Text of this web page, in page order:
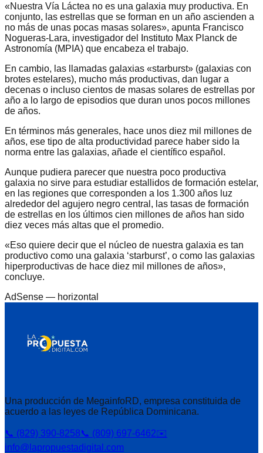
«Nuestra Vía Láctea no es una galaxia muy productiva. En
conjunto, las estrellas que se forman en un año ascienden a
no más de unas pocas masas solares», apunta Francisco
Nogueras-Lara, investigador del Instituto Max Planck de
Astronomía (MPIA) que encabeza el trabajo.
En cambio, las llamadas galaxias «starburst» (galaxias con
brotes estelares), mucho más productivas, dan lugar a
decenas o incluso cientos de masas solares de estrellas por
año a lo largo de episodios que duran unos pocos millones
de años.
En términos más generales, hace unos diez mil millones de
años, ese tipo de alta productividad parece haber sido la
norma entre las galaxias, añade el científico español.
Aunque pudiera parecer que nuestra poco productiva
galaxia no sirve para estudiar estallidos de formación estelar,
en las regiones que corresponden a los 1.300 años luz
alrededor del agujero negro central, las tasas de formación
de estrellas en los últimos cien millones de años han sido
diez veces más altas que el promedio.
«Eso quiere decir que el núcleo de nuestra galaxia es tan
productivo como una galaxia ‘starburst’, o como las galaxias
hiperproductivas de hace diez mil millones de años»,
concluye.
AdSense — horizontal
Una producción de MegainfoRD, empresa constituida de
acuerdo a las leyes de República Dominicana.
📞 (829) 390-8258📞 (809) 697-6462✉️
info@lapropuestadigital.com